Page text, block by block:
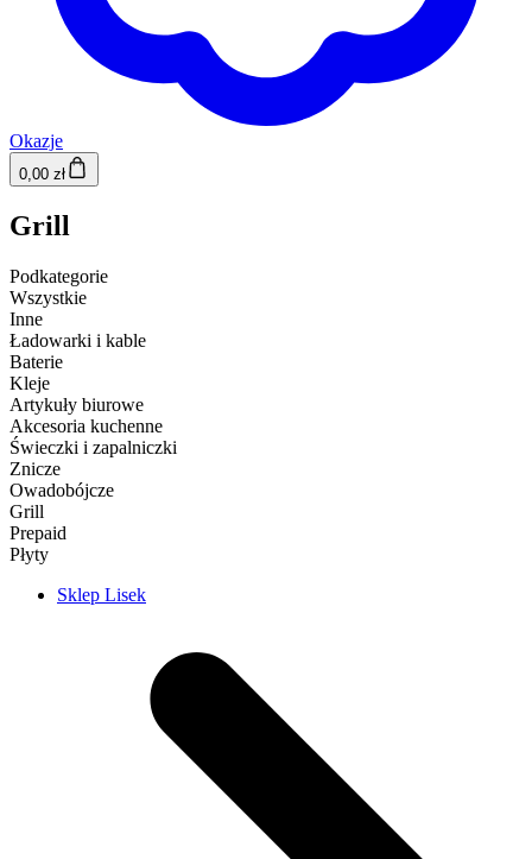
Okazje
0,00 zł
Grill
Podkategorie
Wszystkie
Inne
Ładowarki i kable
Baterie
Kleje
Artykuły biurowe
Akcesoria kuchenne
Świeczki i zapalniczki
Znicze
Owadobójcze
Grill
Prepaid
Płyty
Sklep Lisek